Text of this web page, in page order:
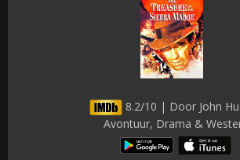
8.2/10 | Door John
Avontuur, Drama &